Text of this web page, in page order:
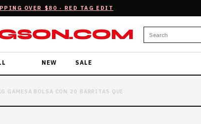
OVER $80 · RED TAG EDIT
NEW SALE
GAMESA BOLSA CON 20 BARRITAS QUE